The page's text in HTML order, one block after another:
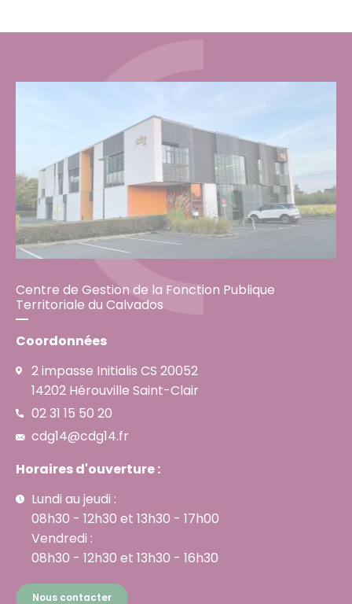
Centre de Gestion de la Fonction Publique
Territoriale du Calvados
Coordonnées
2 impasse Initialis CS 20052
14202 Hérouville Saint-Clair
02 31 15 50 20
cdg14@cdg14.fr
Horaires d'ouverture :
Lundi au jeudi :
08h30 - 12h30 et 13h30 - 17h00
Vendredi :
08h30 - 12h30 et 13h30 - 16h30
Nous contacter